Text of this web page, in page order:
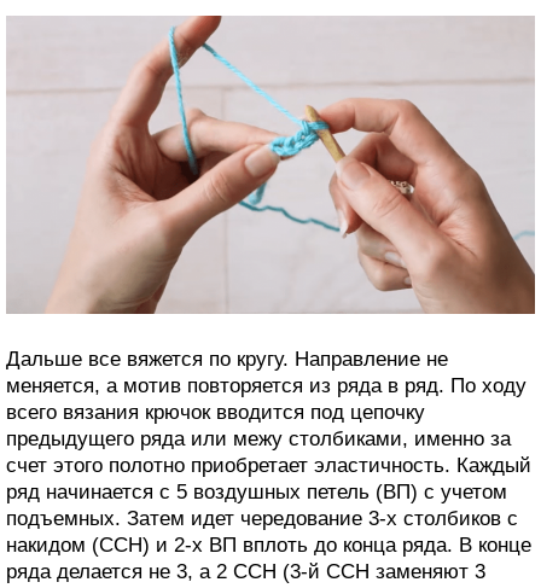
Дальше все вяжется по кругу. Направление не
меняется, а мотив повторяется из ряда в ряд. По ходу
всего вязания крючок вводится под цепочку
предыдущего ряда или межу столбиками, именно за
счет этого полотно приобретает эластичность. Каждый
ряд начинается с 5 воздушных петель (ВП) с учетом
подъемных. Затем идет чередование 3-х столбиков с
накидом (ССН) и 2-х ВП вплоть до конца ряда. В конце
ряда делается не 3, а 2 ССН (3-й ССН заменяют 3